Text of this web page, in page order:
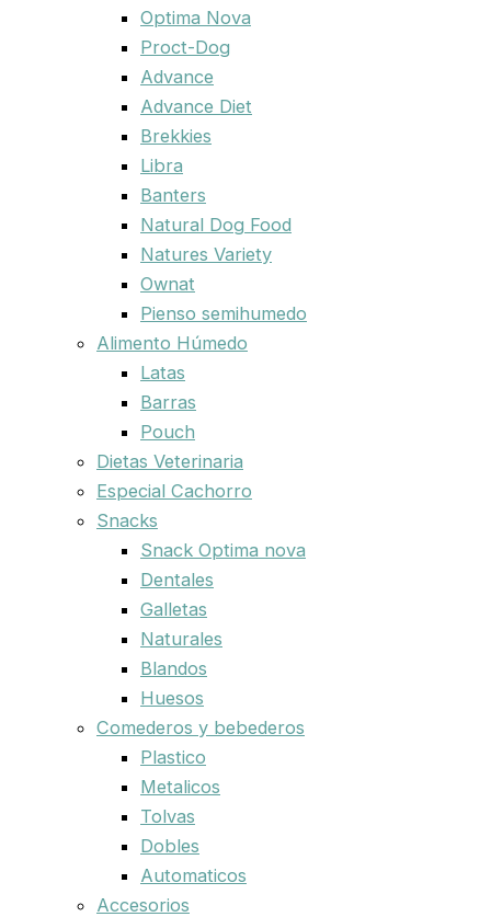
Optima Nova
Proct-Dog
Advance
Advance Diet
Brekkies
Libra
Banters
Natural Dog Food
Natures Variety
Ownat
Pienso semihumedo
Alimento Húmedo
Latas
Barras
Pouch
Dietas Veterinaria
Especial Cachorro
Snacks
Snack Optima nova
Dentales
Galletas
Naturales
Blandos
Huesos
Comederos y bebederos
Plastico
Metalicos
Tolvas
Dobles
Automaticos
Accesorios